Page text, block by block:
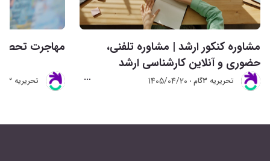
مشاوره کنکور ارشد | مشاوره تلفنی،
حضوری و آنلاین کارشناسی ارشد
تحريريه 3گام 1405/04/20
مهاجرت
تحريريه 3گام